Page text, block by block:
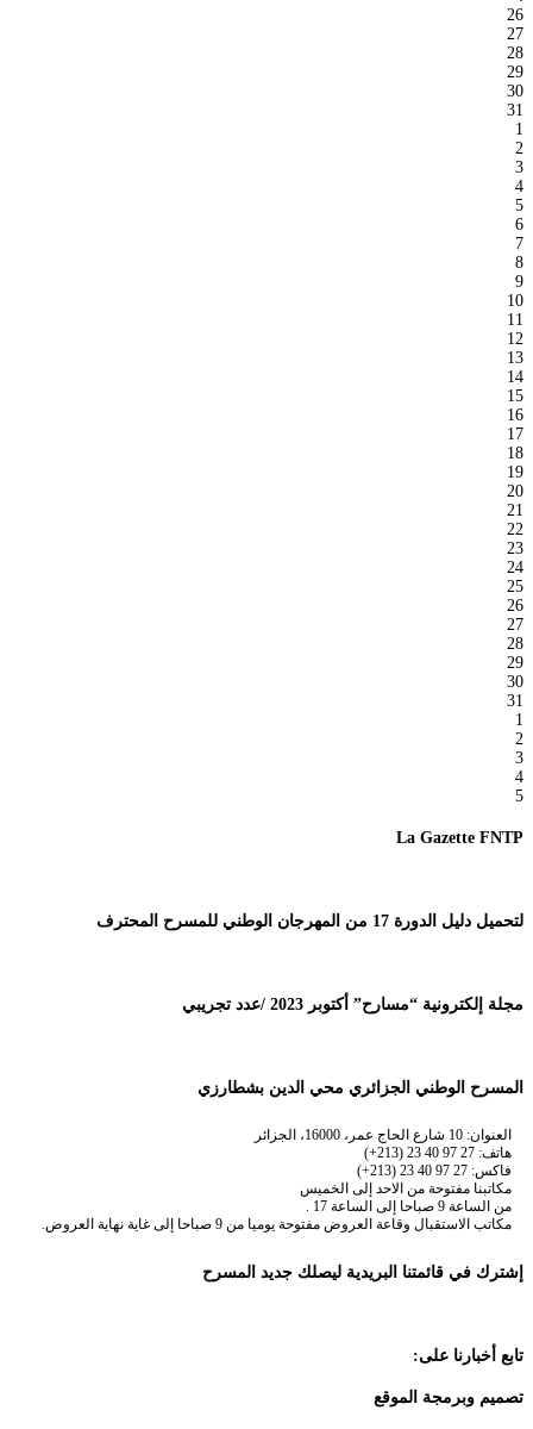
26
27
28
29
30
31
1
2
3
4
5
6
7
8
9
10
11
12
13
14
15
16
17
18
19
20
21
22
23
24
25
26
27
28
29
30
31
1
2
3
4
5
La Gazette FNTP
لتحميل دليل الدورة 17 من المهرجان الوطني للمسرح المحترف
مجلة إلكترونية “مسارح” أكتوبر 2023 /عدد تجريبي
المسرح الوطني الجزائري محي الدين بشطارزي
العنوان: 10 شارع الحاج عمر، 16000، الجزائر
هاتف: 27 97 40 23 (213+)
فاكس: 27 97 40 23 (213+)
مكاتبنا مفتوحة من الاحد إلى الخميس
من الساعة 9 صباحا إلى الساعة 17 .
مكاتب الاستقبال وقاعة العروض مفتوحة يوميا من 9 صباحا إلى غاية نهاية العروض.
إشترك في قائمتنا البريدية ليصلك جديد المسرح
تابع أخبارنا على:
تصميم وبرمجة الموقع